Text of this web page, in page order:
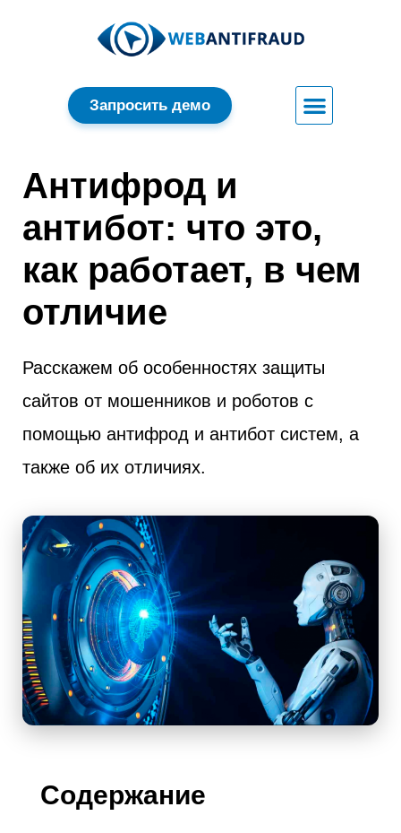
Запросить демо
Антифрод и
антибот: что это,
как работает, в чем
отличие
Расскажем об особенностях защиты
сайтов от мошенников и роботов с
помощью антифрод и антибот систем, а
также об их отличиях.
Содержание